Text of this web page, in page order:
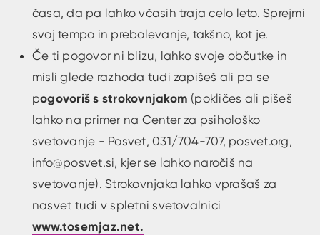
časa, da pa lahko včasih traja celo leto. Sprejmi
svoj tempo in prebolevanje, takšno, kot je.
Če ti pogovor ni blizu, lahko svoje občutke in
misli glede razhoda tudi zapišeš ali pa se
pogovoriš s strokovnjakom (pokličes ali pišeš
lahko na primer na Center za psihološko
svetovanje - Posvet, 031/704-707, posvet.org,
info@posvet.si, kjer se lahko naročiš na
svetovanje). Strokovnjaka lahko vprašaš za
nasvet tudi v spletni svetovalnici
www.tosemjaz.net.